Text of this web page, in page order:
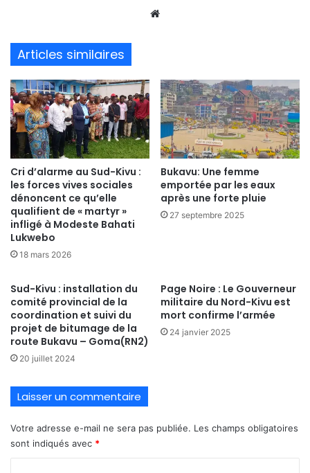
Articles similaires
Cri d’alarme au Sud-Kivu :
les forces vives sociales
dénoncent ce qu’elle
qualifient de « martyr »
infligé à Modeste Bahati
Lukwebo
18 mars 2026
Bukavu: Une femme
emportée par les eaux
après une forte pluie
27 septembre 2025
Sud-Kivu : installation du
comité provincial de la
coordination et suivi du
projet de bitumage de la
route Bukavu – Goma(RN2)
20 juillet 2024
Page Noire : Le Gouverneur
militaire du Nord-Kivu est
mort confirme l’armée
24 janvier 2025
Laisser un commentaire
Votre adresse e-mail ne sera pas publiée. Les champs obligatoires
sont indiqués avec *